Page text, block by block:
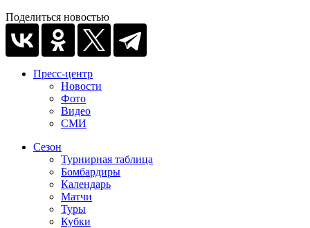
Поделиться новостью
Пресс-центр
Новости
Фото
Видео
СМИ
Сезон
Турнирная таблица
Бомбардиры
Календарь
Матчи
Туры
Кубки